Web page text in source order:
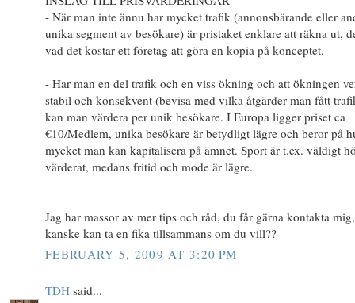
- När man inte ännu har mycket trafik (annonsbärande eller
unika segment av besökare) är pristaket enklare att räkna ut,
vad det kostar ett företag att göra en kopia på konceptet.
- Har man en del trafik och en viss ökning och att ökningen
stabil och konsekvent (bevisa med vilka åtgärder man fått
kan man värdera per unik besökare. I Europa ligger priset ca
€10/Medlem, unika besökare är betydligt lägre och beror på
mycket man kan kapitalisera på ämnet. Sport är t.ex. väldigt
värderat, medans fritid och mode är lägre.
Jag har massor av mer tips och råd, du får gärna kontakta
kanske kan ta en fika tillsammans om du vill??
FEBRUARY 5, 2009 AT 3:20 PM
TDH said...